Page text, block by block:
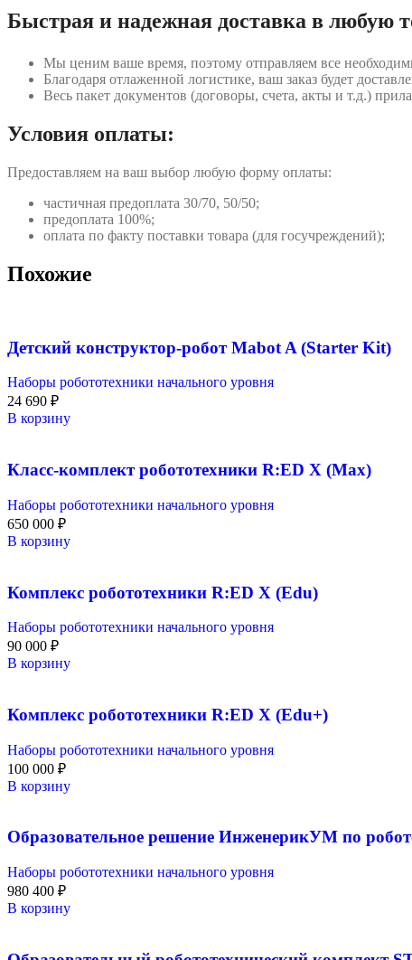
Быстрая и надежная доставка в любую
Мы ценим ваше время, поэтому отправляем все
Благодаря отлаженной логистике, ваш заказ будет
Весь пакет документов (договоры, счета, акты и т.д.)
Условия оплаты:
Предоставляем на ваш выбор любую форму оплаты:
частичная предоплата 30/70, 50/50;
предоплата 100%;
оплата по факту поставки товара (для госучреждений);
Похожие
Детский конструктор-робот Mabot A (Starter Kit)
Наборы робототехники начального уровня
24 690 ₽
В корзину
Класс-комплект робототехники R:ED X (Max)
Наборы робототехники начального уровня
650 000 ₽
В корзину
Комплекс робототехники R:ED X (Edu)
Наборы робототехники начального уровня
90 000 ₽
В корзину
Комплекс робототехники R:ED X (Edu+)
Наборы робототехники начального уровня
100 000 ₽
В корзину
Образовательное решение ИнженерикУМ по
Наборы робототехники начального уровня
980 400 ₽
В корзину